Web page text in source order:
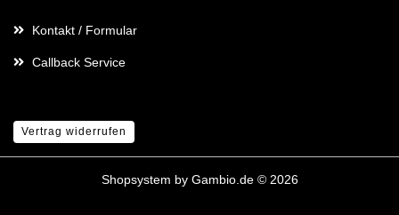
Kontakt / Formular
Callback Service
Vertrag widerrufen
Shopsystem by Gambio.de © 2026